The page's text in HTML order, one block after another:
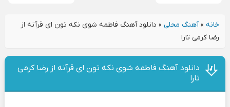
خانه»آهنگ محلی» دانلود آهنگ فاطمه شوی نکه تون ای قرآنه از
رضا کرمی تارا
دانلود آهنگ فاطمه شوی نکه تون ای قرآنه از رضا کرمی
تارا